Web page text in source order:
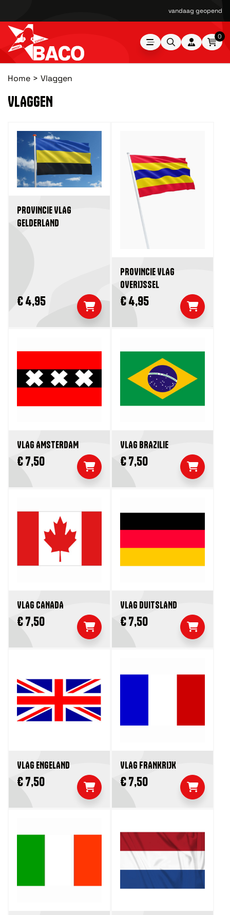
vandaag geopend
0
Home Vlaggen
VLAGGEN
PROVINCIE VLAG
GELDERLAND
€ 4,95
PROVINCIE VLAG
OVERIJSSEL
€ 4,95
VLAG AMSTERDAM
€ 7,50
VLAG BRAZILIE
€ 7,50
VLAG CANADA
€ 7,50
VLAG DUITSLAND
€ 7,50
VLAG ENGELAND
€ 7,50
VLAG FRANKRIJK
€ 7,50